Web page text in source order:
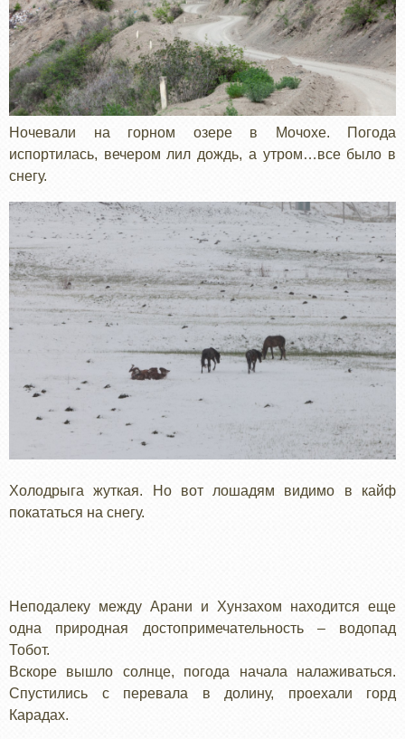
Ночевали на горном озере в Мочохе. Погода
испортилась, вечером лил дождь, а утром…все было в
снегу.
Холодрыга жуткая. Но вот лошадям видимо в кайф
покататься на снегу.
Неподалеку между Арани и Хунзахом находится еще
одна природная достопримечательность – водопад
Тобот.
Вскоре вышло солнце, погода начала налаживаться.
Спустились с перевала в долину, проехали горд
Карадах.